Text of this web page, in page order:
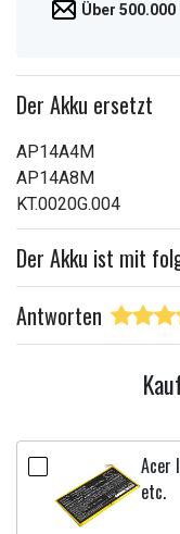
Über 500.000
Der Akku ersetzt
AP14A4M
AP14A8M
KT.0020G.004
Der Akku ist mit
Antworten
Acer
etc.